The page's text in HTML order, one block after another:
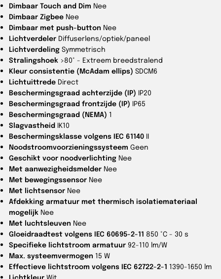
Dimbaar Touch and Dim Nee
Dimbaar Zigbee Nee
Dimbaar met push-button Nee
Lichtverdeler Diffuserlens/optiek/paneel
Lichtverdeling Symmetrisch
Stralingshoek >80° - Extreem breedstralend
Kleur consistentie (McAdam ellips) SDCM6
Lichtuittrede Direct
Beschermingsgraad achterzijde (IP) IP20
Beschermingsgraad frontzijde (IP) IP65
Beschermingsgraad (NEMA) 1
Slagvastheid IK10
Beschermingsklasse volgens IEC 61140 II
Noodstroomvoorzieningssysteem Geen
Geschikt voor noodverlichting Nee
Met aanwezigheidsmelder Nee
Met bewegingssensor Nee
Met lichtsensor Nee
Afdekking armatuur met thermisch isolatiemateriaal
mogelijk Nee
Met luchtsleuven Nee
Gloeidraadtest volgens IEC 60695-2-11 850 °C - 30 s
Specifieke lichtstroom armatuur 92-110 lm/W
Max. systeemvermogen 15 W
Effectieve lichtstroom volgens IEC 62722-2-1 1390-1650 lm
Lichtkleur Wit